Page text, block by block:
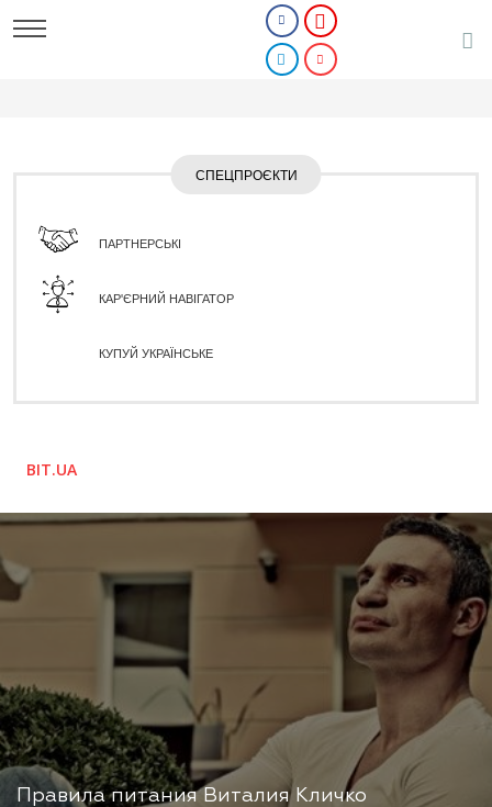
СПЕЦПРОЄКТИ
ПАРТНЕРСЬКІ
КАР'ЄРНИЙ НАВІГАТОР
КУПУЙ УКРАЇНСЬКЕ
BIT.UA
Правила питания Виталия Кличко